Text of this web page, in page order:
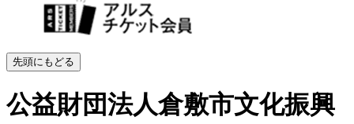
先頭にもどる
公益財団法人倉敷市文化振興